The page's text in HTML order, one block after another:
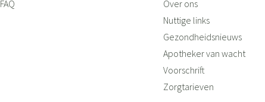
FAQ
Over ons
Nuttige links
Gezondheidsnieuws
Apotheker van wacht
Voorschrift
Zorgtarieven